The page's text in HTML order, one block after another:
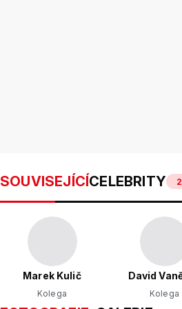
SOUVISEJÍCÍCELEBRITY 2
Marek Kulič
Kolega
David
Kolega